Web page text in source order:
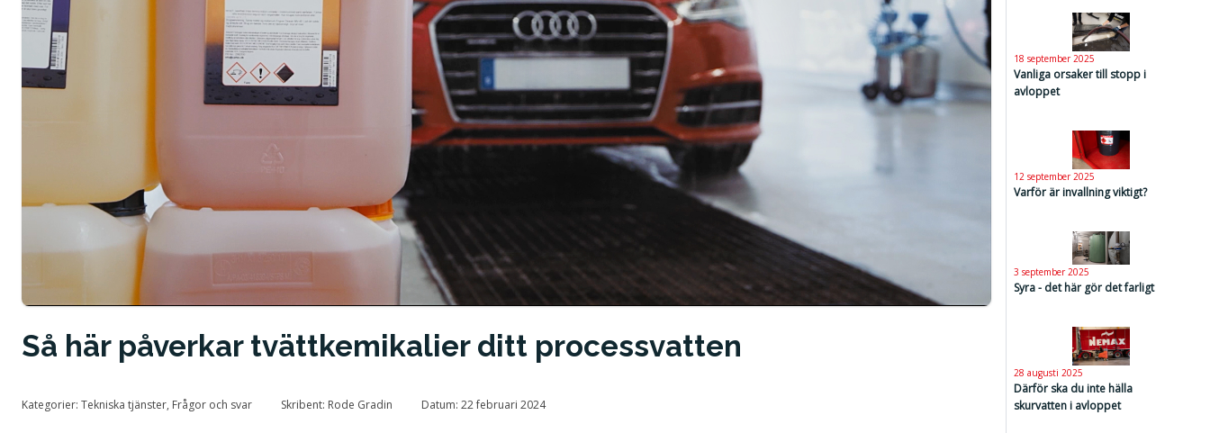
Så här påverkar tvättkemikalier ditt processvatten
Kategorier: Tekniska tjänster, Frågor och svar Skribent: Rode Gradin Datum: 22 februari 2024
18 september 2025
Vanliga orsaker till stopp i
avloppet
12 september 2025
Varför är invallning viktigt?
3 september 2025
Syra - det här gör det farligt
28 augusti 2025
Därför ska du inte hälla
skurvatten i avloppet
Tillstånd och certifiering